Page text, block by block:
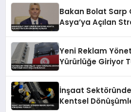
Bakan Bolat Sarp
Asya’ya Açılan
Yeni Reklam
Yürürlüğe Giriyor
İnşaat
Kentsel